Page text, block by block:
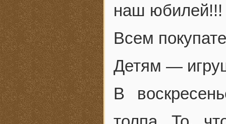
наш юбилей!!!
Всем
Детям —
В